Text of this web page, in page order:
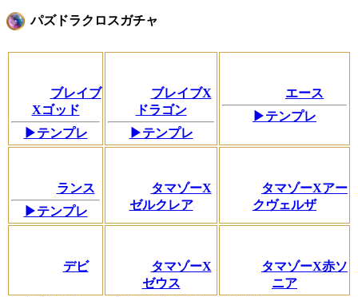
パズドラクロスガチャ
ブレイブ
Xゴッド
▶テンプレ
ブレイブX
ドラゴン
▶テンプレ
エース
▶テンプレ
ランス
▶テンプレ
タマゾーX
ゼルクレア
タマゾーXアー
クヴェルザ
デビ
タマゾーX
ゼウス
タマゾーX赤ソ
ニア